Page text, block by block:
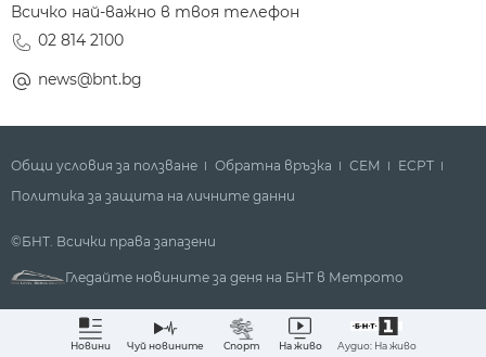
Всичко най-важно в твоя телефон
02 814 2100
news@bnt.bg
Новини Чуй новините Спорт На живо Аудио: На живо
Общи условия за ползване Обратна връзка СЕМ
ECPT
Политика за защита на личните данни
©БНТ. Всички права запазени
Гледайте новините за деня на БНТ в Метрото